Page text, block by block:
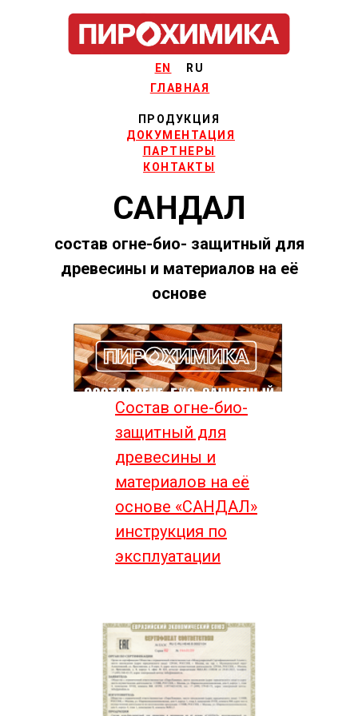
ГЛАВНАЯ
ПРОДУКЦИЯ
ДОКУМЕНТАЦИЯ
ПАРТНЕРЫ
КОНТАКТЫ
EN RU
САНДАЛ
состав огне-био- защитный для
древесины и материалов на её
основе
раствора на месте
Для профессионального
Состав огне-био-
защитный для
древесины и
материалов на её
основе «САНДАЛ»
инструкция по
эксплуатации